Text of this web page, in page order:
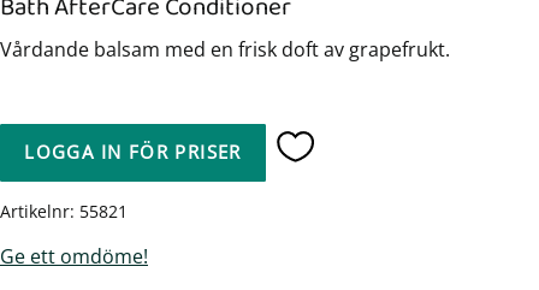
Vårdande balsam med en frisk doft av grapefrukt.
LOGGA IN FÖR PRISER Lägg till i favoriter
Artikelnr 55821
Ge ett omdöme!